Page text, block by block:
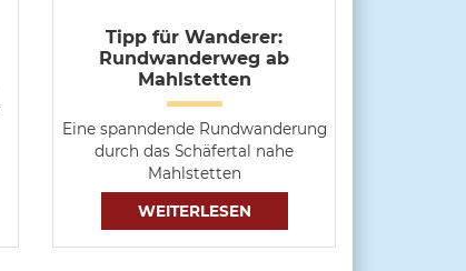
Tipp für Wanderer:
Rundwanderweg ab
Mahlstetten
Eine spanndende Rundwanderung
durch das Schäfertal nahe
Mahlstetten
WEITERLESEN